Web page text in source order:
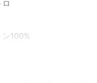
100%